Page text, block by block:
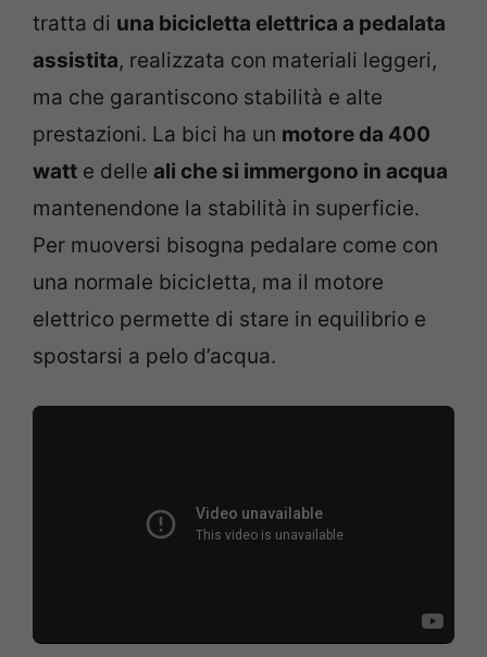
tratta di una bicicletta elettrica a pedalata
assistita, realizzata con materiali leggeri,
ma che garantiscono stabilità e alte
prestazioni. La bici ha un motore da 400
watt e delle ali che si immergono in acqua
mantenendone la stabilità in superficie.
Per muoversi bisogna pedalare come con
una normale bicicletta, ma il motore
elettrico permette di stare in equilibrio e
spostarsi a pelo d’acqua.